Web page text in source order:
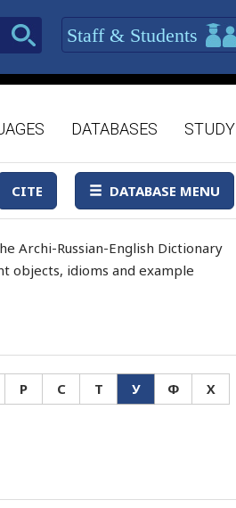
Staff & Students
DATABASES STUDY
CITE DATABASE MENU
Archi-Russian-English Dictionary
objects, idioms and example
Р С Т У Ф
Х